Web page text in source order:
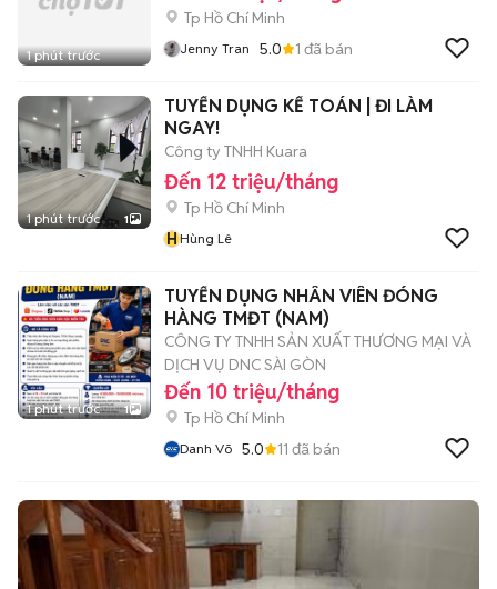
1 phút trước
Tp Hồ Chí Minh
Jenny Tran 5.0 1 đã bán
1 phút trước 1
TUYỂN DỤNG KẾ TOÁN | ĐI LÀM
NGAY!
Công ty TNHH Kuara
Đến 12 triệu/tháng
Tp Hồ Chí Minh
HHùng Lê
1 phút trước 1
TUYỂN DỤNG NHÂN VIÊN ĐÓNG
HÀNG TMĐT (NAM)
CÔNG TY TNHH SẢN XUẤT THƯƠNG MẠI VÀ
DỊCH VỤ DNC SÀI GÒN
Đến 10 triệu/tháng
Tp Hồ Chí Minh
Danh Võ 5.0 11 đã bán